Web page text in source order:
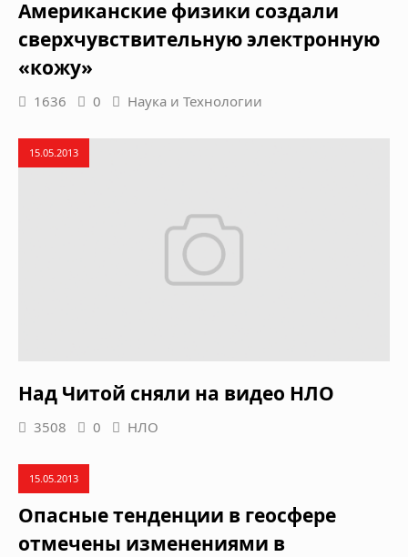
Американские физики создали
сверхчувствительную электронную
«кожу»
1636 0 Наука и Технологии
15.05.2013
Над Читой сняли на видео НЛО
3508 0 НЛО
15.05.2013
Опасные тенденции в геосфере
отмечены изменениями в